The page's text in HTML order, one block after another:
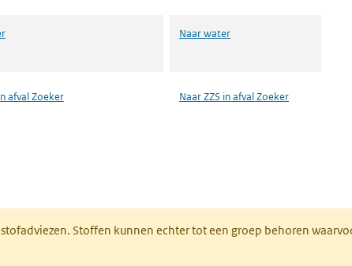
Naar water
afval Zoeker Naar ZZS in afval Zoeker
Stoffen kunnen echter tot een groep behoren